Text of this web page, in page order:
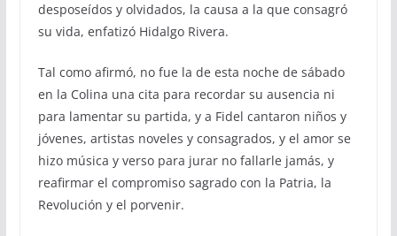
desposeídos y olvidados, la causa a la que consagró
su vida, enfatizó Hidalgo Rivera.
Tal como afirmó, no fue la de esta noche de sábado
en la Colina una cita para recordar su ausencia ni
para lamentar su partida, y a Fidel cantaron niños y
jóvenes, artistas noveles y consagrados, y el amor se
hizo música y verso para jurar no fallarle jamás, y
reafirmar el compromiso sagrado con la Patria, la
Revolución y el porvenir.